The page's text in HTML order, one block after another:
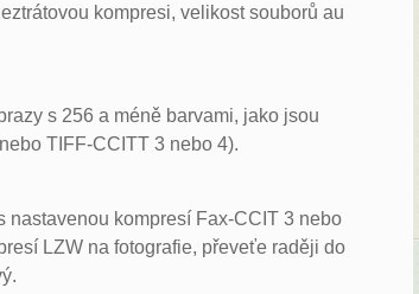
kompresi, velikost souborů au
s 256 a méně barvami, jako jsou
TIFF-CCITT 3 nebo 4).
nastavenou kompresí Fax-CCIT 3 nebo
LZW na fotografie, převeťe raději do